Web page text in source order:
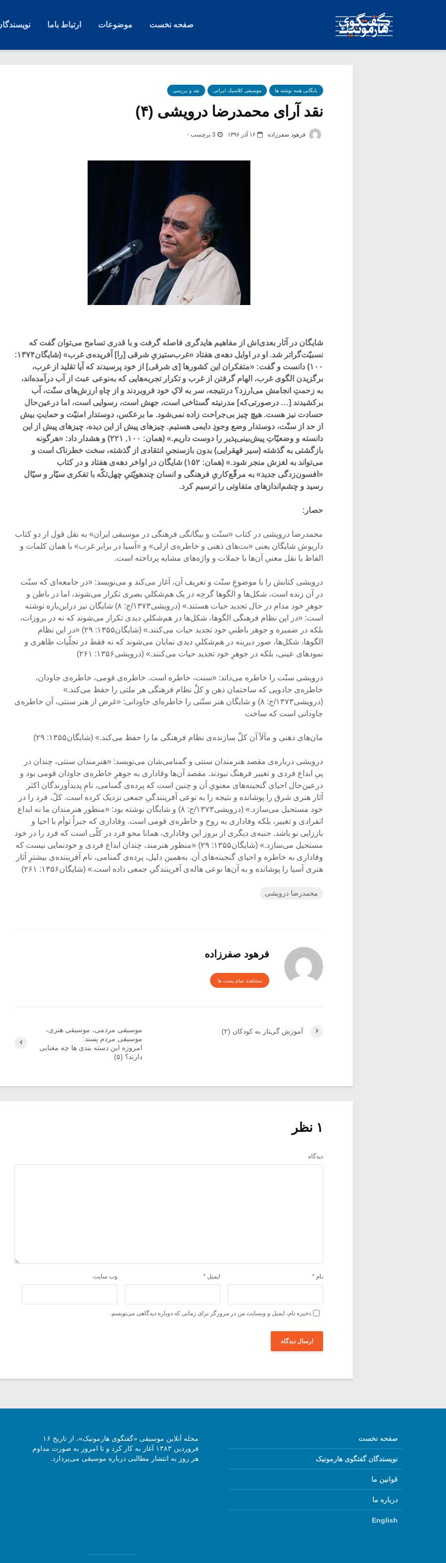
صفحه نخست موضوعات ارتباط باما
بایگانی همه نوشته ها موسیقی کلاسیک ایرانی نقد و بررسی
نقد آرای محمدرضا درویشی (۴)
فرهود صفرزاده ۱۶ آذر ۱۳۹۶ 3 برچسب -
شایگان در آثار بعدی‌اش از مفاهیم هایدگری فاصله گرفت و با قدری تسامح می‌توان گفت که
نسبیّت‌گراتر شد. او در اوایل دهه‌ی هفتاد «غرب‌ستیزیِ شرقی [را] آفریده‌ی غرب» (شایگان۱۳۷۴:
۱۰۰) دانست و گفت: «متفکران این کشورها [ی شرقی] از خود پرسیدند که آیا تقلید از غرب،
برگزیدن الگوی غرب، الهام گرفتن از غرب و تکرار تجربه‌هایی که به‌نوعی عبث از آب درآمده‌اند،
به زحمتِ انجامش می‌ارزد؟ درنتیجه، سر به لاکِ خود فروبردند و از چاهِ ارزش‌های سنّت، آب
برکشیدند [… درصورتی‌که] مدرنیته گستاخی است، جهش است، رسوایی است، اما درعین‌حال
حسادت نیز هست. هیچ چیز بی‌جراحت زاده نمی‌شود. ما برعکس، دوستدار امنیّت و حمایتِ بیش
از حد از سنّت، دوستدار وضع وجودِ دایمی هستیم. چیزهای پیش از این دیده، چیزهای پیش از این
دانسته و وضعیّاتِ پیش‌بینی‌پذیر را دوست داریم.» (همان: ۱۰۰, ۲۲۱) و هشدار داد: «هرگونه
بازگشتی به گذشته (سیر قهقرایی) بدون بازسنجیِ انتقادی از گذشته، سخت خطرناک است و
می‌تواند به لغزش منجر شود.» (همان: ۱۵۲) شایگان در اواخر دهه‌ی هفتاد و در کتاب
«افسون‌زدگی جدید» به مرقّع‌کاریِ فرهنگی و انسان چندهویّتیِ چهل‌تکّه با تفکری سیّار و سیّال
رسید و چشم‌اندازهای متفاوتی را ترسیم کرد.
حصار:
محمدرضا درویشی در کتاب «سنّت و بیگانگی فرهنگی در موسیقی ایران» به نقل قول از دو کتاب
داریوش شایگان یعنی «بت‌های ذهنی و خاطره‌ی ازلی» و «آسیا در برابر غرب» با همان کلمات و
الفاظ یا نقل معنیِ آن‌ها با جملات و واژه‌های مشابه پرداخته است.
درویشی کتابش را با موضوعِ سنّت و تعریف آن، آغاز می‌کند و می‌نویسد: «در جامعه‌ای که سنّت
در آن زنده است، شکل‌ها و الگوها گرچه در یک هم‌شکلیِ بصری تکرار می‌شوند، اما در باطن و
جوهرِ خود مدام در حال تجدید حیات هستند.» (درویشی۱۳۷۳/ج: ۸) شایگان نیز دراین‌باره نوشته
است: «در این نظام فرهنگی الگوها، شکل‌ها در هم‌شکلیِ دیدی تکرار می‌شوند که نه در بروزات،
بلکه در ضمیره‌ و جوهر باطنیِ خود تجدید حیات می‌کنند.» (شایگان۱۳۵۵: ۲۹) «در این نظام
الگوها، شکل‌ها، صور دیرینه در هم‌شکلیِ دیدی نمایان می‌شوند که نه فقط در تجلّیات ظاهری و
نمودهای عینی، بلکه در جوهرِ خود تجدید حیات می‌کنند.» (درویشی۱۳۵۶: ۲۶۱)
درویشی سنّت را خاطره می‌داند: «سنت، خاطره است. خاطره‌ی قومی، خاطره‌ی جاودان،
خاطره‌ی جادویی که ساختمان ذهن و کلِّ نظام فرهنگی هر ملتی را حفظ می‌کند.»
(درویشی۱۳۷۳/ج: ۸) و شایگان هنر سنّتی را خاطره‌ای جاودانی: «غرض از هنر سنتی، آن خاطره‌ی
جاودانی است که ساخت
مان‌های ذهنی و مآلاً آن کلِّ سازنده‌ی نظام فرهنگی ما را حفظ می‌کند.» (شایگان۱۳۵۵: ۲۹)
درویشی درباره‌ی مقصد هنرمندان سنتی و گمنامی‌شان می‌نویسد: «هنرمندان سنتی، چندان در
پیِ ابداع فردی و تغییر فرهنگ نبودند. مقصد آن‌ها وفاداری به جوهرِ خاطره‌ی جاودان قومی بود و
درعین‌حال احیای گنجینه‌های معنویِ آن و چنین است که پرده‌ی گمنامی، نامِ پدیدآورندگان اکثر
آثار هنری شرق را پوشانده و نتیجه را به نوعی آفرینندگیِ جمعی نزدیک کرده است. کلّ، فرد را در
خود مستحیل می‌سازد.» (درویشی۱۳۷۳/ج: ۸) و شایگان نوشته بود: «منظور هنرمندان ما نه ابداع
انفرادی و تغییر، بلکه وفاداری به روح و خاطره‌ی قومی است. وفاداری که جبراً توأم با احیا و
باززایی نو باشد. جنبه‌ی دیگری از بروز این وفاداری، همانا محو فرد در کلّی است که فرد را در خود
مستحیل می‌سازد.» (شایگان۱۳۵۵: ۲۹) «منظور هنرمند، چندان ابداع فردی و خودنمایی نیست که
وفاداری به خاطره و احیای گنجینه‌های آن. به‌همین دلیل، پرده‌ی گمنامی، نام آفریننده‌ی بیشترِ آثار
هنری آسیا را پوشانده و به آن‌ها نوعی هاله‌ی آفرینندگیِ جمعی داده است.» (شایگان۱۳۵۶: ۲۶۱)
محمدرضا درویشی
فرهود صفرزاده
مشاهده تمام پست ها
موسیقی مردمی، موسیقی هنری،
موسیقی مردم پسند:
امروزه این دسته بندی ها چه معنایی
دارند؟ (۵)
آموزش گیتار به کودکان (۲)
۱ نظر
دیدگاه
نام * ایمیل * وب‌ سایت
ذخیره نام، ایمیل و وبسایت من در مرورگر برای زمانی که دوباره دیدگاهی می‌نویسم.
صفحه نخست
نویسندگان گفتگوی هارمونیک
قوانین ما
درباره ما
English
مجله آنلاین موسیقی «گفتگوی هارمونیک»، از تاریخ ۱۶
فروردین ۱۳۸۳ آغاز به کار کرد و تا امروز به صورت مداوم
هر روز به انتشار مطالبی درباره موسیقی می‌پردازد.